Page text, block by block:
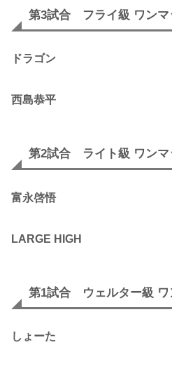
第3試合 フライ級 ワンマ
ドラゴン
西島恭平
第2試合 ライト級 ワンマ
富永啓悟
LARGE HIGH
第1試合 ウェルター級 ワ
しょーた